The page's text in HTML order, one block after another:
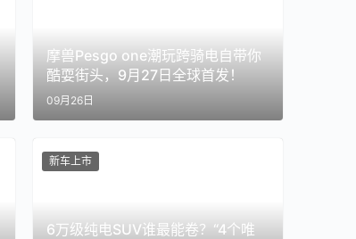
摩兽Pesgo one潮玩跨骑电自带你
酷耍街头，9月27日全球首发！
09月26日
6万级纯电SUV谁最能卷？“4个唯
新车上市